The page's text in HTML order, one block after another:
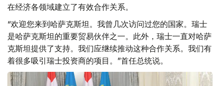
在经济各领域建立了有效合作关系。
“欢迎您来到哈萨克斯坦。我曾几次访问过您的国家。瑞士
是哈萨克斯坦的重要贸易伙伴之一。此外，瑞士一直对哈萨
克斯坦提供了支持。我们应继续推动这种合作关系。我们有
着很多吸引瑞士投资商的项目。”首任总统说。